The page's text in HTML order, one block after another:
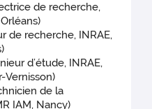
de recherche,
de recherche, INRAE,
d’étude, INRAE,
Vernisson)
de la
IAM, Nancy)